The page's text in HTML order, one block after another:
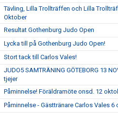
Tävling, Lilla Trollträffen och Lilla
Oktober
Resultat Gothenburg Judo Open
Lycka till på Gothenburg Judo Open!
Stort tack till Carlos Vales!
JUDO5 SAMTRÄNING GÖTEBORG 13
tjejer
Påminnelse! Föräldramöte onsd. 12
Påminnelse - Gästtränare Carlos Vales 6